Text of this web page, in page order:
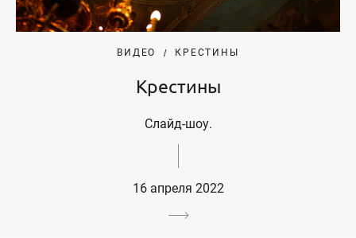
ВИДЕО КРЕСТИНЫ
Крестины
Слайд-шоу.
16 апреля 2022